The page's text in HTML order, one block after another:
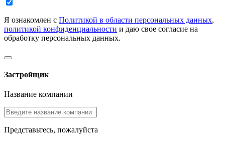
Я ознакомлен с Политикой в области персональных данных,
политикой конфиденциальности и даю свое согласие на
обработку персональных данных.
Застройщик
Название компании
Представьтесь, пожалуйста